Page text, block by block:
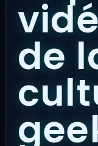
de